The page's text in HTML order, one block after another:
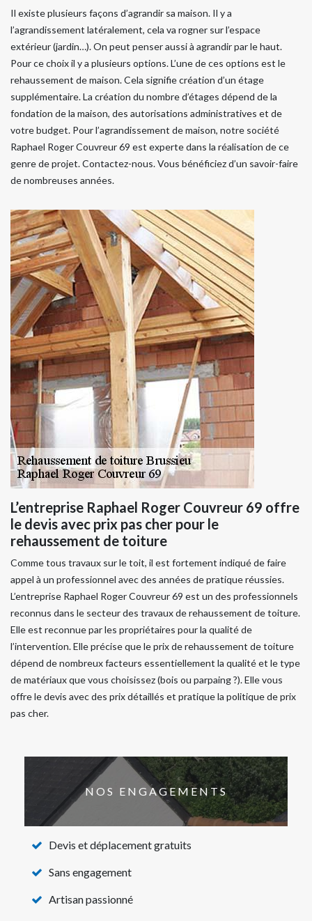
Il existe plusieurs façons d’agrandir sa maison. Il y a
l’agrandissement latéralement, cela va rogner sur l’espace
extérieur (jardin…). On peut penser aussi à agrandir par le haut.
Pour ce choix il y a plusieurs options. L’une de ces options est le
rehaussement de maison. Cela signifie création d’un étage
supplémentaire. La création du nombre d’étages dépend de la
fondation de la maison, des autorisations administratives et de
votre budget. Pour l’agrandissement de maison, notre société
Raphael Roger Couvreur 69 est experte dans la réalisation de ce
genre de projet. Contactez-nous. Vous bénéficiez d’un savoir-faire
de nombreuses années.
L’entreprise Raphael Roger Couvreur 69 offre
le devis avec prix pas cher pour le
rehaussement de toiture
Comme tous travaux sur le toit, il est fortement indiqué de faire
appel à un professionnel avec des années de pratique réussies.
L’entreprise Raphael Roger Couvreur 69 est un des professionnels
reconnus dans le secteur des travaux de rehaussement de toiture.
Elle est reconnue par les propriétaires pour la qualité de
l’intervention. Elle précise que le prix de rehaussement de toiture
dépend de nombreux facteurs essentiellement la qualité et le type
de matériaux que vous choisissez (bois ou parpaing ?). Elle vous
offre le devis avec des prix détaillés et pratique la politique de prix
pas cher.
NOS ENGAGEMENTS
Devis et déplacement gratuits
Sans engagement
Artisan passionné